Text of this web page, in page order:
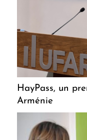
HayPass, un
Arménie